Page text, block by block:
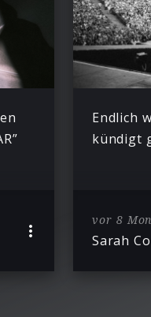
Endlich
kündigt
vor 8
Sarah